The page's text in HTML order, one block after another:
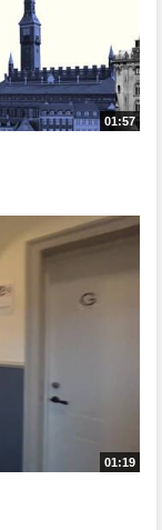
01:57
01:19